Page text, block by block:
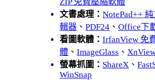
文書處理：NotePad++
輯器 、PDF24 、Office下
看圖軟體：IrfanView 免
體 、ImageGlass 、
螢幕抓圖： ShareX 、
WinSnap